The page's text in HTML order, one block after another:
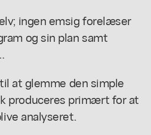
ingen emsig forelæser
og sin plan samt
at glemme den simple
produceres primært for at
analyseret.